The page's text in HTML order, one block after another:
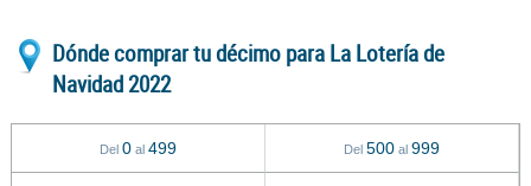
Dónde comprar tu décimo para La Lotería de
Navidad 2022
Del 0al 499 Del500 al999